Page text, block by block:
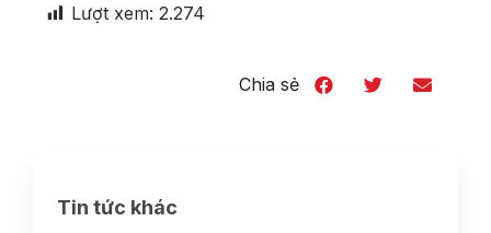
Lượt xem: 2.274
Chia sẻ
Tin tức khác